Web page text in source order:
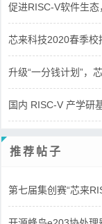
促进RISC-V软件生
芯来科技2020春季校
升级“一分钱计划”，
国内 RISC-V 产学研
推荐帖子
第七届集创赛“芯来